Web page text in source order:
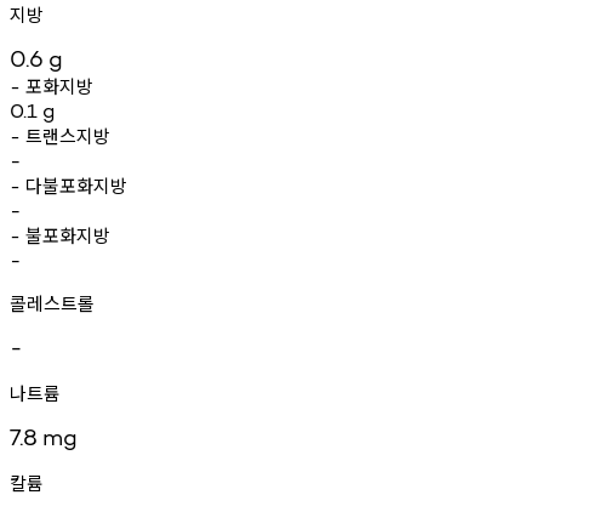
지방
0.6 g
- 포화지방
0.1 g
- 트랜스지방
-
- 다불포화지방
-
- 불포화지방
-
콜레스트롤
-
나트륨
7.8 mg
칼륨